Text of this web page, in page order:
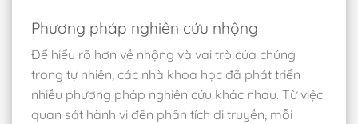
Phương pháp nghiên cứu nhộng
Để hiểu rõ hơn về nhộng và vai trò của chúng
trong tự nhiên, các nhà khoa học đã phát triển
nhiều phương pháp nghiên cứu khác nhau. Từ việc
quan sát hành vi đến phân tích di truyền, mỗi